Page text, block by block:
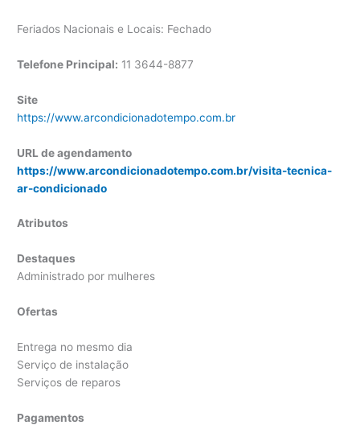
Feriados Nacionais e Locais: Fechado
Telefone Principal: 11 3644-8877
Site
https://www.arcondicionadotempo.com.br
URL de agendamento
https://www.arcondicionadotempo.com.br/visita-tecnica-
ar-condicionado
Atributos
Destaques
Administrado por mulheres
Ofertas
Entrega no mesmo dia
Serviço de instalação
Serviços de reparos
Pagamentos